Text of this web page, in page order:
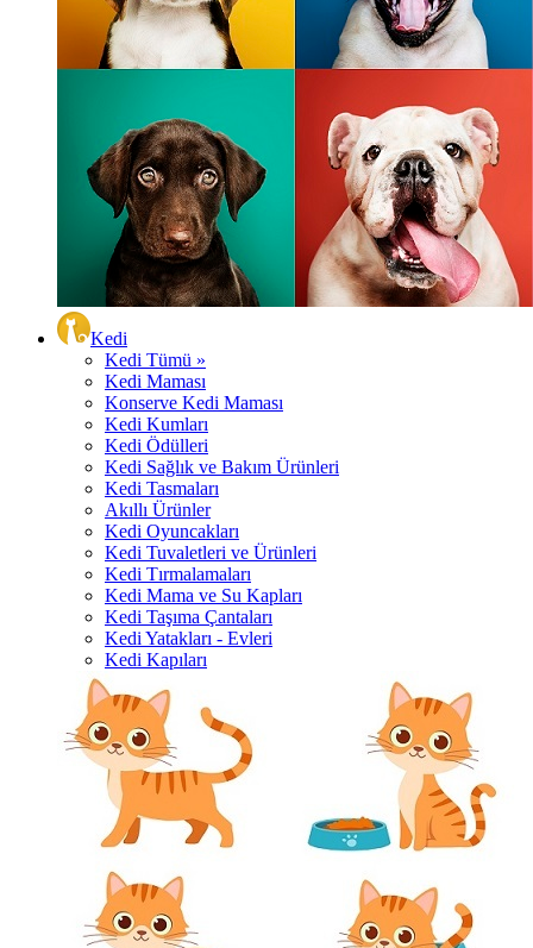
Kedi
Kedi Tümü »
Kedi Maması
Konserve Kedi Maması
Kedi Kumları
Kedi Ödülleri
Kedi Sağlık ve Bakım Ürünleri
Kedi Tasmaları
Akıllı Ürünler
Kedi Oyuncakları
Kedi Tuvaletleri ve Ürünleri
Kedi Tırmalamaları
Kedi Mama ve Su Kapları
Kedi Taşıma Çantaları
Kedi Yatakları - Evleri
Kedi Kapıları